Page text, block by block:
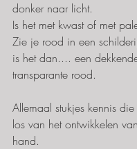
donker naar licht.
Is het met kwast of met
Zie je rood in een
is het dan.... een
transparante rood.
Allemaal stukjes kennis
los van het ontwikkelen
hand.